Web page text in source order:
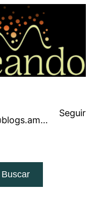
@ribadeando@blogs.amarinha.gal
Seguir
Buscar